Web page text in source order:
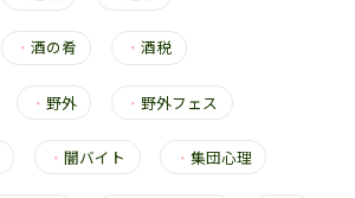
・酒の肴 ・酒税
・ 野外 ・ 野外フェス
・闇バイト ・ 集団心理